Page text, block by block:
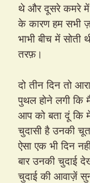
थे और दूसरे कमरे में
के कारण हम सभी
भाभी बीच में सोती
तरफ़।
दो तीन दिन तो
पुथल होने लगी कि
आप को बता दूं कि
चुदासी है उनकी
ऐसा एक भी दिन
बार उनकी चुदाई
चुदाई की आवाज़ें